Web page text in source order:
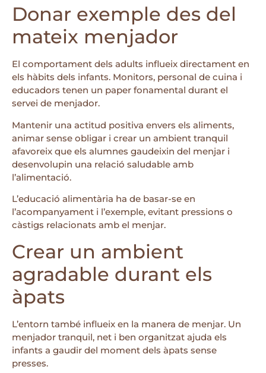
Donar exemple des del
mateix menjador
El comportament dels adults influeix directament en
els hàbits dels infants. Monitors, personal de cuina i
educadors tenen un paper fonamental durant el
servei de menjador.
Mantenir una actitud positiva envers els aliments,
animar sense obligar i crear un ambient tranquil
afavoreix que els alumnes gaudeixin del menjar i
desenvolupin una relació saludable amb
l’alimentació.
L’educació alimentària ha de basar-se en
l’acompanyament i l’exemple, evitant pressions o
càstigs relacionats amb el menjar.
Crear un ambient
agradable durant els
àpats
L’entorn també influeix en la manera de menjar. Un
menjador tranquil, net i ben organitzat ajuda els
infants a gaudir del moment dels àpats sense
presses.